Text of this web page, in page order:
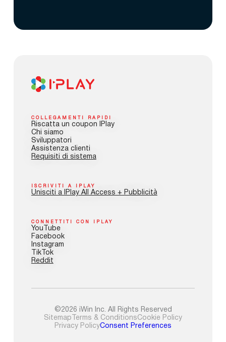
COLLEGAMENTI RAPIDI
Riscatta un coupon IPlay
Chi siamo
Sviluppatori
Assistenza clienti
Requisiti di sistema
ISCRIVITI A IPLAY
Unisciti a IPlay All Access + Pubblicità
CONNETTITI CON IPLAY
YouTube
Facebook
Instagram
TikTok
Reddit
©2026 iWin Inc. All Rights Reserved
Sitemap Terms & ConditionsCookie Policy
Privacy PolicyConsent Preferences